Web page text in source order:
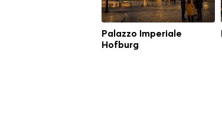
Palazzo Imperiale
Hofburg